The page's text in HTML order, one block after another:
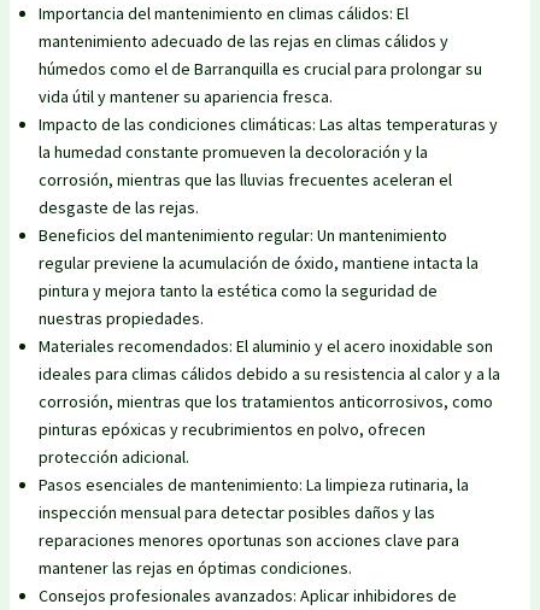
Importancia del mantenimiento en climas cálidos: El
mantenimiento adecuado de las rejas en climas cálidos y
húmedos como el de Barranquilla es crucial para prolongar su
vida útil y mantener su apariencia fresca.
Impacto de las condiciones climáticas: Las altas temperaturas y
la humedad constante promueven la decoloración y la
corrosión, mientras que las lluvias frecuentes aceleran el
desgaste de las rejas.
Beneficios del mantenimiento regular: Un mantenimiento
regular previene la acumulación de óxido, mantiene intacta la
pintura y mejora tanto la estética como la seguridad de
nuestras propiedades.
Materiales recomendados: El aluminio y el acero inoxidable son
ideales para climas cálidos debido a su resistencia al calor y a la
corrosión, mientras que los tratamientos anticorrosivos, como
pinturas epóxicas y recubrimientos en polvo, ofrecen
protección adicional.
Pasos esenciales de mantenimiento: La limpieza rutinaria, la
inspección mensual para detectar posibles daños y las
reparaciones menores oportunas son acciones clave para
mantener las rejas en óptimas condiciones.
Consejos profesionales avanzados: Aplicar inhibidores de